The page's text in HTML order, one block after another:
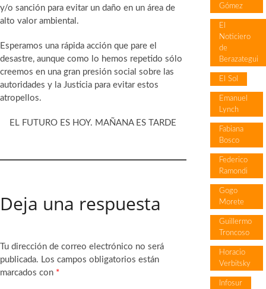
y/o sanción para evitar un daño en un área de
alto valor ambiental.
Esperamos una rápida acción que pare el
desastre, aunque como lo hemos repetido sólo
creemos en una gran presión social sobre las
autoridades y la Justicia para evitar estos
atropellos.
EL FUTURO ES HOY. MAÑANA ES TARDE
Deja una respuesta
Tu dirección de correo electrónico no será
publicada. Los campos obligatorios están
marcados con *
Gómez
El
Noticiero
de
Berazategui
El Sol
Emanuel
Lynch
Fabiana
Bosco
Federico
Ramondi
Gogo
Morete
Guillermo
Troncoso
Horacio
Verbitsky
Infosur